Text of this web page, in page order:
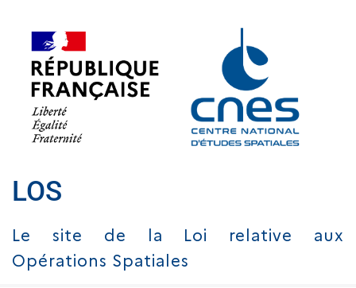
LOS
Le site de la Loi relative aux
Opérations Spatiales